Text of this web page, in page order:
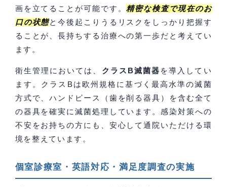
画を立てることが可能です。精密な検査で現在のお
口の状態と今後起こりうるリスクをしっかり把握す
ることが、長持ちする治療への第一歩だと考えてい
ます。
衛生管理においては、 クラスB滅菌器 を導入してい
ます。クラスBは欧州規格に基づく最高水準の滅菌
方式で、ハンドピース（歯を削る器具）を含む全て
の器具を確実に滅菌処理しています。感染対策への
不安をお持ちの方にも、安心して通院いただける環
境を整えています。
個室診療室・英語対応・満足度調査の実施